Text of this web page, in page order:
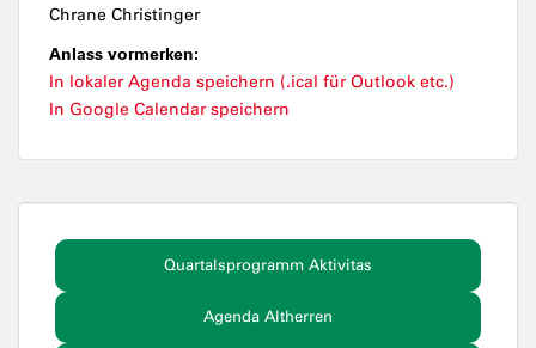
Chrane Christinger
Anlass vormerken:
In lokaler Agenda speichern (.ical für Outlook etc.)
In Google Calendar speichern
Quartalsprogramm Aktivitas
Agenda Altherren